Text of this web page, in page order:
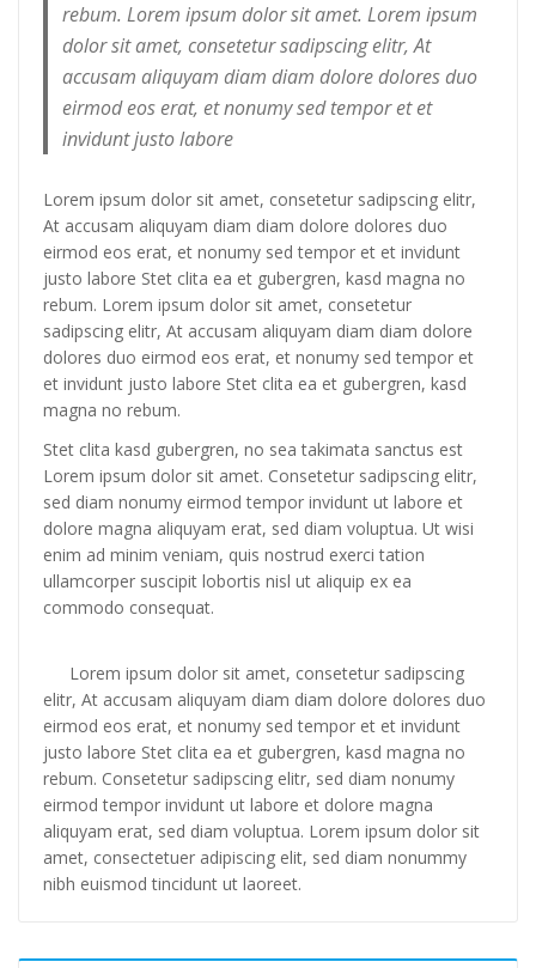
rebum. Lorem ipsum dolor sit amet. Lorem ipsum
dolor sit amet, consetetur sadipscing elitr, At
accusam aliquyam diam diam dolore dolores duo
eirmod eos erat, et nonumy sed tempor et et
invidunt justo labore
Lorem ipsum dolor sit amet, consetetur sadipscing elitr,
At accusam aliquyam diam diam dolore dolores duo
eirmod eos erat, et nonumy sed tempor et et invidunt
justo labore Stet clita ea et gubergren, kasd magna no
rebum. Lorem ipsum dolor sit amet, consetetur
sadipscing elitr, At accusam aliquyam diam diam dolore
dolores duo eirmod eos erat, et nonumy sed tempor et
et invidunt justo labore Stet clita ea et gubergren, kasd
magna no rebum.
Stet clita kasd gubergren, no sea takimata sanctus est
Lorem ipsum dolor sit amet. Consetetur sadipscing elitr,
sed diam nonumy eirmod tempor invidunt ut labore et
dolore magna aliquyam erat, sed diam voluptua. Ut wisi
enim ad minim veniam, quis nostrud exerci tation
ullamcorper suscipit lobortis nisl ut aliquip ex ea
commodo consequat.
Lorem ipsum dolor sit amet, consetetur sadipscing
elitr, At accusam aliquyam diam diam dolore dolores duo
eirmod eos erat, et nonumy sed tempor et et invidunt
justo labore Stet clita ea et gubergren, kasd magna no
rebum. Consetetur sadipscing elitr, sed diam nonumy
eirmod tempor invidunt ut labore et dolore magna
aliquyam erat, sed diam voluptua. Lorem ipsum dolor sit
amet, consectetuer adipiscing elit, sed diam nonummy
nibh euismod tincidunt ut laoreet.